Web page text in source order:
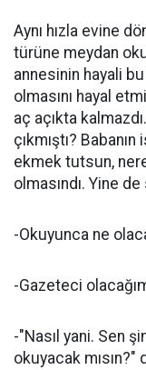
Aynı hızla evine
türüne meydan
annesinin hayali
olmasını hayal
aç açıkta
çıkmıştı?
ekmek tutsun,
olmasındı. Yine
-Okuyunca ne
-Gazeteci
-"Nasıl yani. Sen
okuyacak